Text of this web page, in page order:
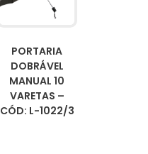
PORTARIA
DOBRÁVEL
MANUAL 10
VARETAS –
CÓD: L-1022/3